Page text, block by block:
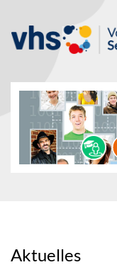
Aktuelles